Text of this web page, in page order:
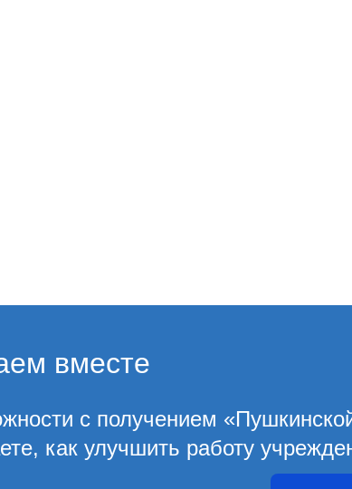
вместе
с получением
как улучшить работу